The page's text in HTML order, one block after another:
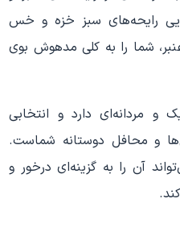
رایحه‌های سبز خزه و خس
شما را به کلی مدهوش بوی
و مردانه‌ای دارد و انتخابی
و محافل دوستانه شماست.
آن را به گزینه‌ای درخور و